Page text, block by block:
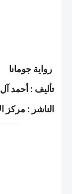
رواية جومانا
تأليف : أحمد
الناشر : مركز